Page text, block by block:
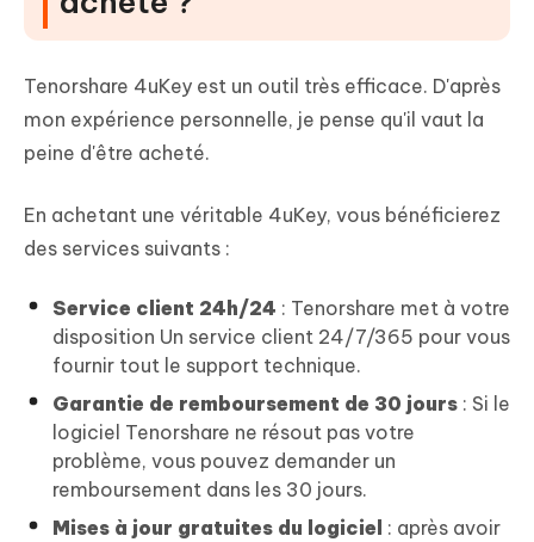
Tenorshare 4uKey est un outil très efficace. D'après
mon expérience personnelle, je pense qu'il vaut la
peine d'être acheté.
En achetant une véritable 4uKey, vous bénéficierez
des services suivants :
Service client 24h/24 : Tenorshare met à votre
disposition Un service client 24/7/365 pour vous
fournir tout le support technique.
Garantie de remboursement de 30 jours : Si le
logiciel Tenorshare ne résout pas votre
problème, vous pouvez demander un
remboursement dans les 30 jours.
Mises à jour gratuites du logiciel : après avoir